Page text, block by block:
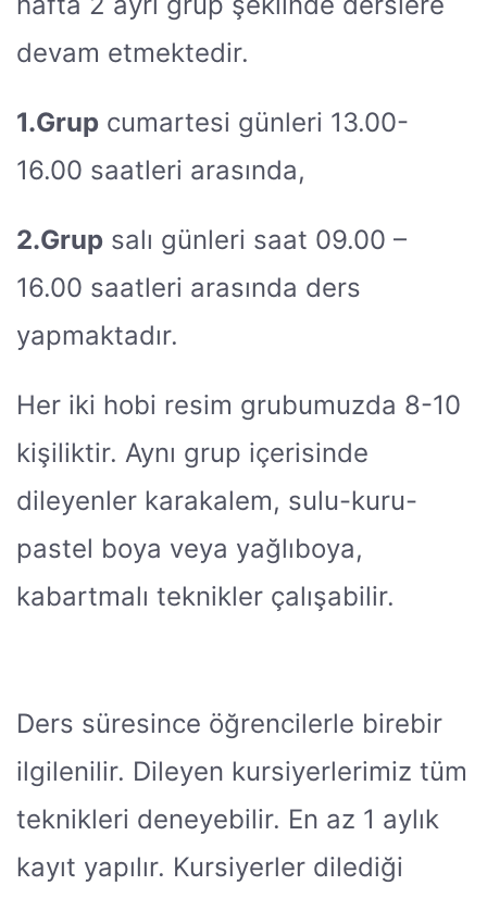
devam etmektedir.
1.Grup cumartesi günleri 13.00-
16.00 saatleri arasında,
2.Grup salı günleri saat 09.00 –
16.00 saatleri arasında ders
yapmaktadır.
Her iki hobi resim grubumuzda 8-10
kişiliktir. Aynı grup içerisinde
dileyenler karakalem, sulu-kuru-
pastel boya veya yağlıboya,
kabartmalı teknikler çalışabilir.
Ders süresince öğrencilerle birebir
ilgilenilir. Dileyen kursiyerlerimiz tüm
teknikleri deneyebilir. En az 1 aylık
kayıt yapılır. Kursiyerler dilediği